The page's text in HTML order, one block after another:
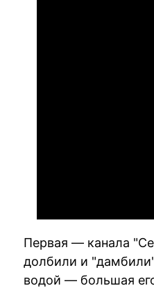
Первая — канала
долбили и "дамбили"
водой — большая